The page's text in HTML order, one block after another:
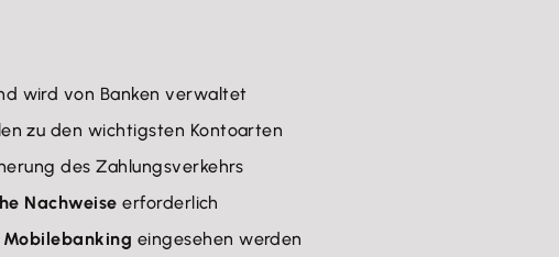
wird von Banken verwaltet
zu den wichtigsten Kontoarten
des Zahlungsverkehrs
Nachweise erforderlich
Mobilebanking eingesehen werden